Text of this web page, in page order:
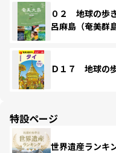
０２ 地球の
呂麻島（奄美
Ｄ１７ 地球の
特設ページ
世界遺産ランキ